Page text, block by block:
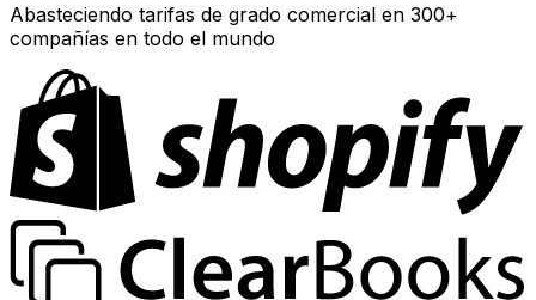
Abasteciendo tarifas de grado comercial en 300+
compañías en todo el mundo